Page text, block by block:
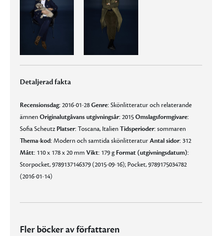
Detaljerad fakta
Recensionsdag:2016-01-28Genre:Skönlitteratur och relaterande
ämnenOriginalutgåvans utgivningsår:2015Omslagsformgivare:
Sofia ScheutzPlatser:Toscana, ItalienTidsperioder:sommaren
Thema-kod:Modern och samtida skönlitteraturAntal sidor:312
Mått: 110 x 178 x 20 mmVikt: 179 g Format (utgivningsdatum):
Storpocket, 9789137146379 (2015-09-16); Pocket, 9789175034782
(2016-01-14)
Fler böcker av författaren